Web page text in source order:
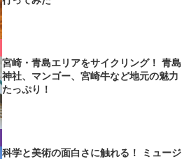
宮崎・青島エリアをサイクリング！ 青島
神社、マンゴー、宮崎牛など地元の魅力
たっぷり！
科学と美術の面白さに触れる！ ミュージ